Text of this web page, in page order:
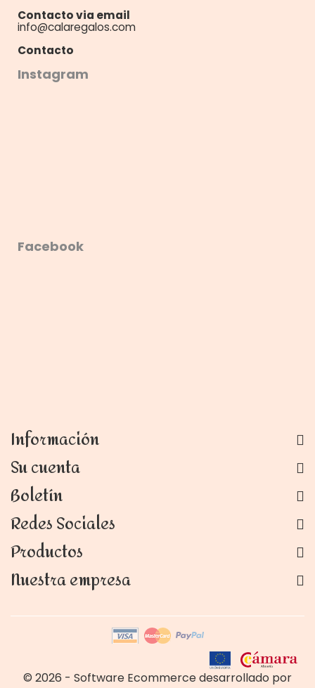
Contacto via email
info@calaregalos.com
Contacto
Instagram
Facebook
Información
Su cuenta
Boletín
Redes Sociales
Productos
Nuestra empresa
© 2026 - Software Ecommerce desarrollado por